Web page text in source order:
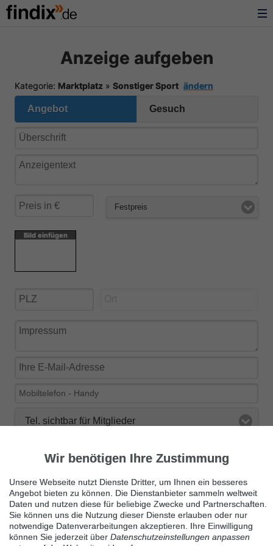
Anzeige aufgeben
Kategorie: Marktplatz » Sonstiger Sport ändern
Angebot Gesuch
Festpreis
Bild einfügen
Tel. sichtbar für Mitglieder
informiert werden.
Kleinanzeige veröffentlichen
Wir benötigen Ihre Zustimmung
Unsere Webseite nutzt Dienste Dritter, um Ihnen ein besseres
Angebot bieten zu können. Die Dienstanbieter sammeln weltweit
Daten und nutzen diese für beliebige Zwecke und Partnerschaften.
Sie können uns die Nutzung dieser Dienste erlauben oder nur
notwendige Datenverarbeitungen akzeptieren. Ihre Einwilligung
können Sie jederzeit über Datenschutzeinstellungen anpassen